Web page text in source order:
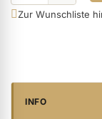
Zur Wunschliste
INFO